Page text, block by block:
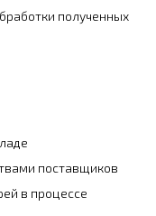
полученных
поставщиков
в процессе